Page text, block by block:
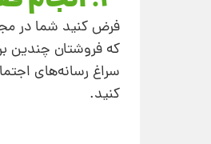
فرض کنید شما در
سراغ رسانه‌های
کنید.